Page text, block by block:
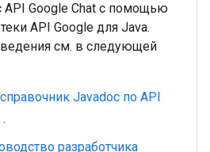
API Google Chat с помощью
API Google для Java.
см. в следующей
справочник Javadoc по API
.
разработчика